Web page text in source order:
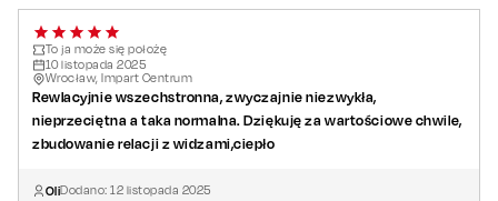
To ja może się położę
10listopada 2025
Wrocław, Impart Centrum
Rewlacyjnie wszechstronna, zwyczajnie niezwykła,
nieprzeciętna a taka normalna. Dziękuję za wartościowe chwile,
zbudowanie relacji z widzami,ciepło
OliDodano:12 listopada 2025